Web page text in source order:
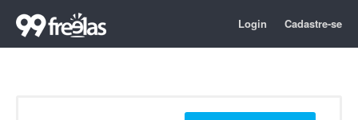
Login Cadastre-se